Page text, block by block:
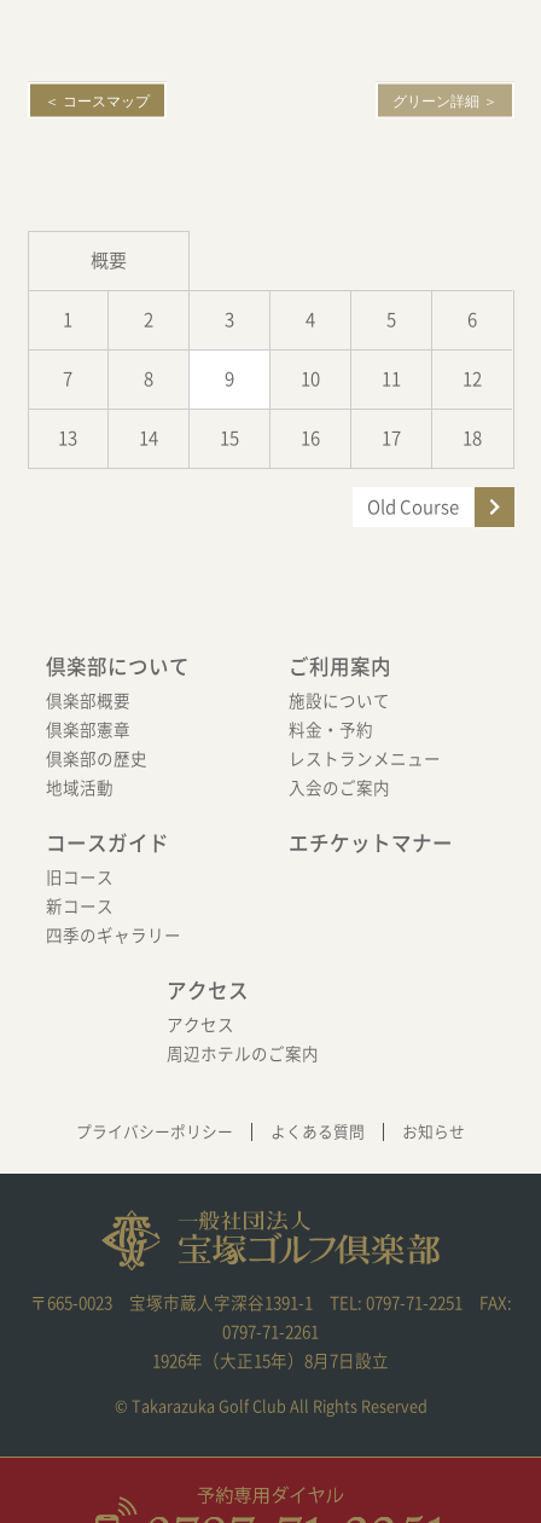
概要
1 2 3 4 5 6
7 8 9 10 11 12
13 14 15 16 17 18
Old Course
倶楽部について
倶楽部概要
倶楽部憲章
倶楽部の歴史
地域活動
ご利用案内
施設について
料金・予約
レストランメニュー
入会のご案内
コースガイド
旧コース
新コース
四季のギャラリー
エチケットマナー
アクセス
アクセス
周辺ホテルのご案内
プライバシーポリシー よくある質問 お知らせ
〒665-0023 宝塚市蔵人字深谷1391-1 TEL: 0797-71-2251 FAX:
0797-71-2261
1926年（大正15年）8月7日設立
© Takarazuka Golf Club All Rights Reserved